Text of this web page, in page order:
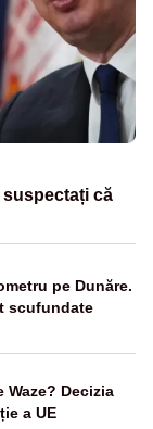
că
pe Dunăre.
scufundate
Decizia
a UE